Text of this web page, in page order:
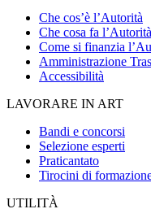
Che cos’è l’Autorità
Che cosa fa l’Autorità
Come si finanzia
Amministrazione
Accessibilità
LAVORARE IN ART
Bandi e concorsi
Selezione esperti
Praticantato
Tirocini di
UTILITÀ